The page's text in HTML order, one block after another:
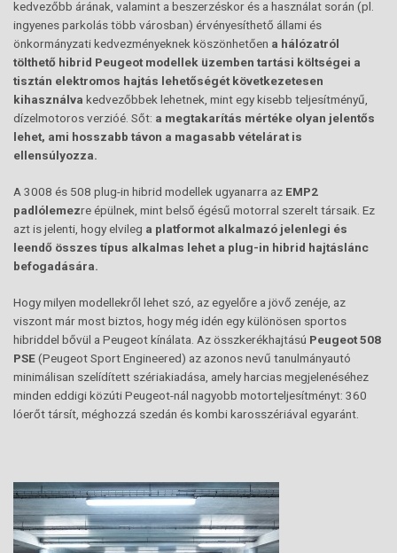
kedvezőbb árának, valamint a beszerzéskor és a használat során (pl.
ingyenes parkolás több városban) érvényesíthető állami és
önkormányzati kedvezményeknek köszönhetően a hálózatról
tölthető hibrid Peugeot modellek üzemben tartási költségei a
tisztán elektromos hajtás lehetőségét következetesen
kihasználva kedvezőbbek lehetnek, mint egy kisebb teljesítményű,
dízelmotoros verzióé. Sőt: a megtakarítás mértéke olyan jelentős
lehet, ami hosszabb távon a magasabb vételárat is
ellensúlyozza.
A 3008 és 508 plug-in hibrid modellek ugyanarra az EMP2
padlólemezre épülnek, mint belső égésű motorral szerelt társaik. Ez
azt is jelenti, hogy elvileg a platformot alkalmazó jelenlegi és
leendő összes típus alkalmas lehet a plug-in hibrid hajtáslánc
befogadására.
Hogy milyen modellekről lehet szó, az egyelőre a jövő zenéje, az
viszont már most biztos, hogy még idén egy különösen sportos
hibriddel bővül a Peugeot kínálata. Az összkerékhajtású Peugeot 508
PSE(Peugeot Sport Engineered) az azonos nevű tanulmányautó
minimálisan szelídített szériakiadása, amely harcias megjelenéséhez
minden eddigi közúti Peugeot-nál nagyobb motorteljesítményt: 360
lóerőt társít, méghozzá szedán és kombi karosszériával egyaránt.